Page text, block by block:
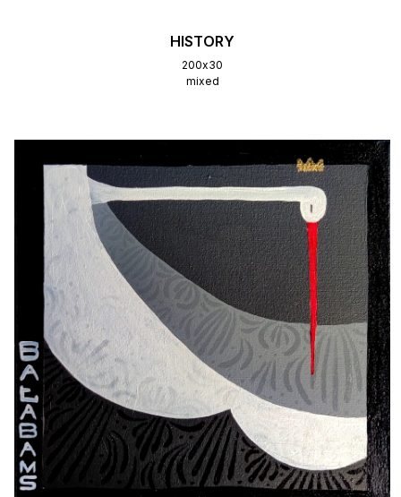
HISTORY
200х30
mixed